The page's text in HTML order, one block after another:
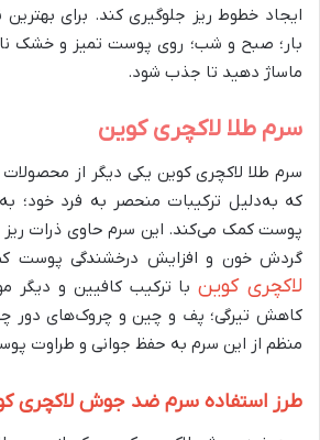
ایجاد خطوط ریز جلوگیری کند. برای
بار؛ صبح و شب؛ روی پوست تمیز و خشک
ماساژ دهید تا جذب شود.
سرم طلا لاکچری کوین
سرم طلا لاکچری کوین یکی دیگر از
که به‌دلیل ترکیبات منحصر به فرد خود؛
پوست کمک می‌کند. این سرم حاوی ذرات
گردش خون و افزایش درخشندگی پوست
لاکچری کوینبا ترکیب کافیین و دیگر
کاهش تیرگی؛ پف و چین و چروک‌های دور
منظم از این سرم به حفظ جوانی و طراوت
طرز استفاده سرم ضد جوش لاکچری